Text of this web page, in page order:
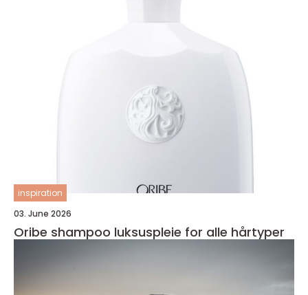
inspiration
03. June 2026
Oribe shampoo luksuspleie for alle hårtyper